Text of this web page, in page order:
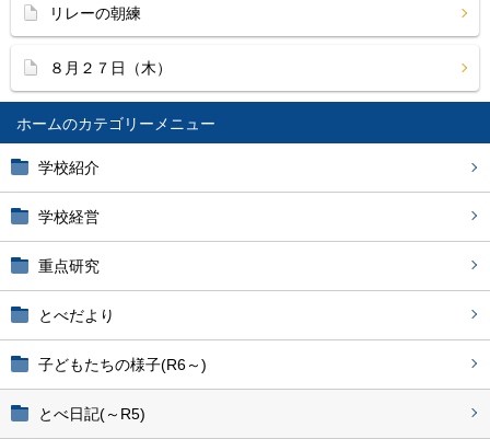
ホーム
学校紹介
学校経営
重点研究
とべだより
子どもたちの様子(R6～)
とべ日記(～R5)
リレーの朝練
８月２７日（木）